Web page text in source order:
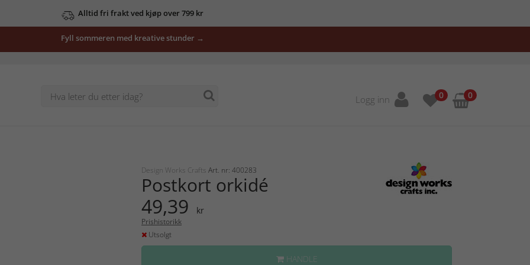
Alltid fri frakt ved kjøp over 799 kr
Fyll sommeren med kreative stunder →
Logg inn 0 0
Design Works Crafts Art. nr: 400283
Postkort orkidé
49,39 kr
Prishistorikk
Utsolgt
HANDLE